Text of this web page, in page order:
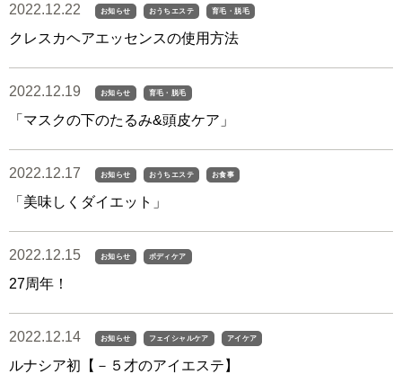
2022.12.22 お知らせ おうちエステ 育毛・脱毛
クレスカヘアエッセンスの使用方法
2022.12.19 お知らせ 育毛・脱毛
「マスクの下のたるみ&頭皮ケア」
2022.12.17 お知らせ おうちエステ お食事
「美味しくダイエット」
2022.12.15 お知らせ ボディケア
27周年！
2022.12.14 お知らせ フェイシャルケア アイケア
ルナシア初【－５才のアイエステ】